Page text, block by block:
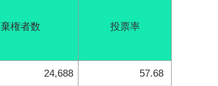
棄権者数
投票率
24,688 57.68